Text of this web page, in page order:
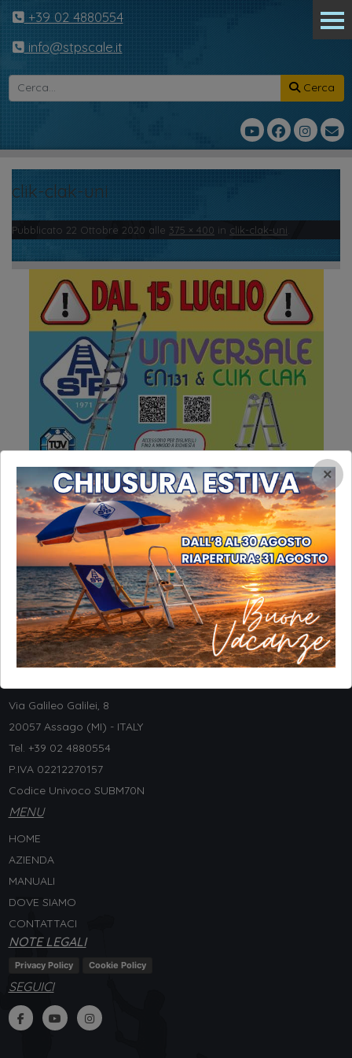
+39 02 4880554
info@stpscale.it
Cerca
clik-clak-uni
Pubblicato 22 Ottobre 2020 alle 375 × 400 in clik-clak-uni
INFORMAZIONI
Via Galileo Galilei, 8
20057 Assago (MI) - ITALY
Tel. +39 02 4880554
P.IVA 02212270157
Codice Univoco SUBM70N
MENU
HOME
AZIENDA
MANUALI
DOVE SIAMO
CONTATTACI
NOTE LEGALI
Privacy Policy Cookie Policy
SEGUICI
×